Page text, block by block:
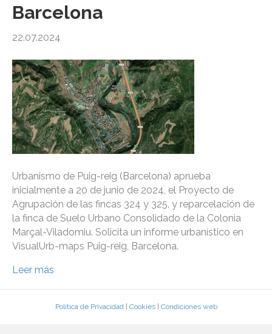
Barcelona
22.07.2024
Urbanismo de Puig-reig (Barcelona) aprueba
inicialmente a 20 de junio de 2024, el Proyecto de
Agrupación de las fincas 324 y 325, y reparcelación de
la finca de Suelo Urbano Consolidado de la Colonia
Marçal-Viladomiu. Solicita un informe urbanístico en
VisualUrb-maps Puig-reig, Barcelona.
Leer más
Política de Privacidad| Cookies| Condiciones web